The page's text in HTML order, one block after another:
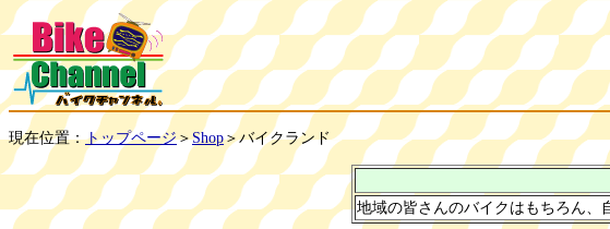
現在位置：トップページ＞Shop＞バイクランド
地域の皆さんのバイクはもちろん、